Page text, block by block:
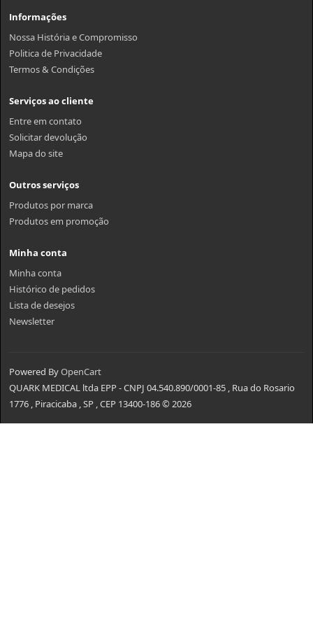
Informações
Nossa História e Compromisso
Politica de Privacidade
Termos & Condições
Serviços ao cliente
Entre em contato
Solicitar devolução
Mapa do site
Outros serviços
Produtos por marca
Produtos em promoção
Minha conta
Minha conta
Histórico de pedidos
Lista de desejos
Newsletter
Powered ByOpenCart
QUARK MEDICAL ltda EPP - CNPJ 04.540.890/0001-85 , Rua do Rosario
1776 , Piracicaba , SP , CEP 13400-186 © 2026